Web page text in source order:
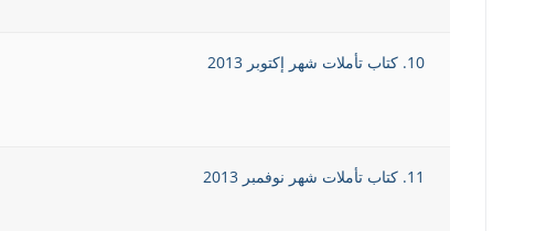
10. كتاب تأملات شهر إكتوبر 2013
11. كتاب تأملات شهر نوفمبر 2013